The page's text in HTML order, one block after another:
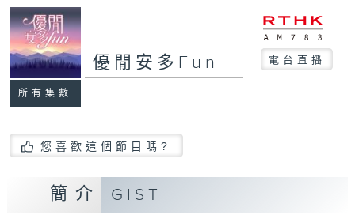
所有集數
優閒安多Fun 電台直播
您喜歡這個節目嗎?
簡介 GIST